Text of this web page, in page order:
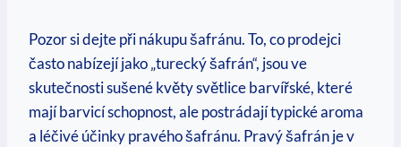
Pozor si dejte při nákupu šafránu. To, co prodejci
často nabízejí jako „turecký šafrán“, jsou ve
skutečnosti sušené květy světlice barvířské, které
mají barvicí schopnost, ale postrádají typické aroma
a léčivé účinky pravého šafránu. Pravý šafrán je v